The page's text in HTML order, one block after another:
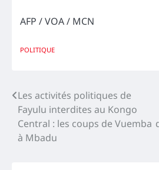
AFP / VOA / MCN
POLITIQUE
Navigation
de
l’article
Les activités politiques de
Fayulu interdites au Kongo
Central : les coups de Vuemba
à Mbadu